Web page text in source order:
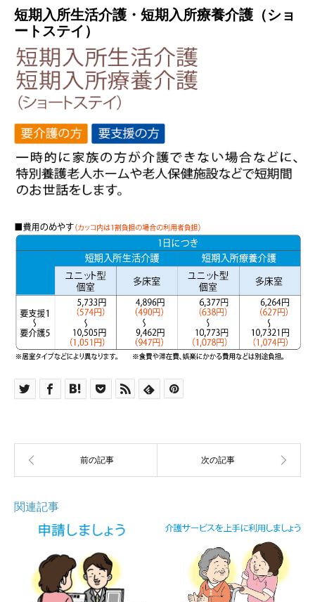
短期入所生活介護・短期入所療養介護（ショ
ートステイ）
関連記事